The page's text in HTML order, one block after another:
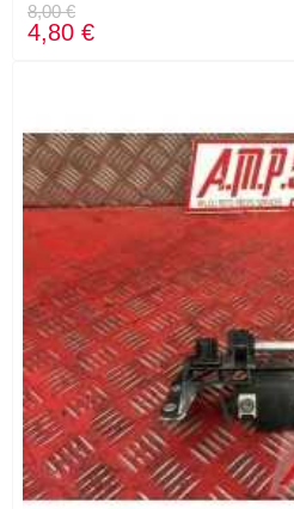
8,00 €
4,80 €